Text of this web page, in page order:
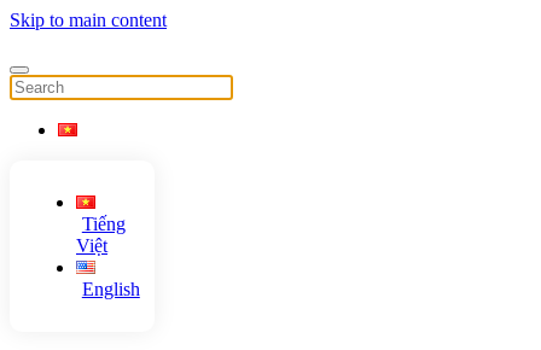
Skip to main content
Tiếng
Việt
English